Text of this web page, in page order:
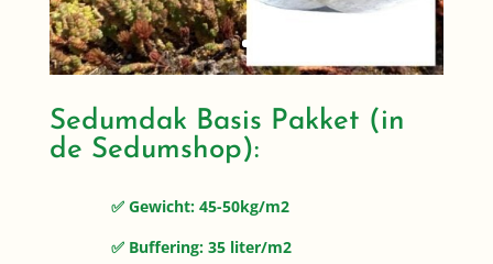
Sedumdak Basis Pakket (in
de Sedumshop):
✅ Gewicht: 45-50kg/m2
✅ Buffering: 35 liter/m2